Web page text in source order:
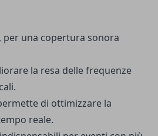
, per una copertura sonora
la resa delle frequenze
di ottimizzare la
reale.